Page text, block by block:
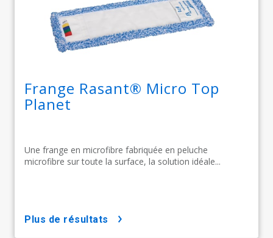
Frange Rasant® Micro Top
Planet
Une frange en microfibre fabriquée en peluche
microfibre sur toute la surface, la solution idéale...
plus de résultats